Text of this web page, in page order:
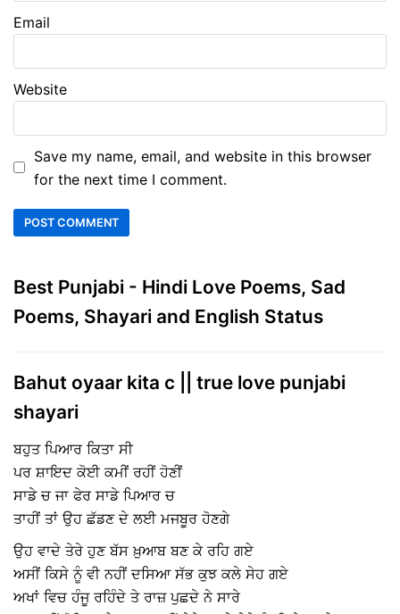
Email
Website
Save my name, email, and website in this browser
for the next time I comment.
Best Punjabi - Hindi Love Poems, Sad
Poems, Shayari and English Status
Bahut oyaar kita c || true love punjabi
shayari
ਬਹੁਤ ਪਿਆਰ ਕਿਤਾ ਸੀ
ਪਰ ਸ਼ਾਇਦ ਕੋਈ ਕਮੀਂ ਰਹੀਂ ਹੋਣੀਂ
ਸਾਡੇ ਚ ਜਾ ਫੇਰ ਸਾਡੇ ਪਿਆਰ ਚ
ਤਾਹੀਂ ਤਾਂ ਉਹ ਛੱਡਣ ਦੇ ਲਈ ਮਜਬੂਰ ਹੋਣਗੇ
ਉਹ ਵਾਦੇ ਤੇਰੇ ਹੁਣ ਬੱਸ ਖ਼ੁਆਬ ਬਣ ਕੇ ਰਹਿ ਗਏ
ਅਸੀਂ ਕਿਸੇ ਨੂੰ ਵੀ ਨਹੀਂ ਦਸਿਆ ਸੱਭ ਕੁਝ ਕਲੇ ਸੇਹ ਗਏ
ਅਖਾਂ ਵਿਚ ਹੰਜੂ ਰਹਿੰਦੇ ਤੇ ਰਾਜ਼ ਪੁਛਦੇ ਨੇ ਸਾਰੇ